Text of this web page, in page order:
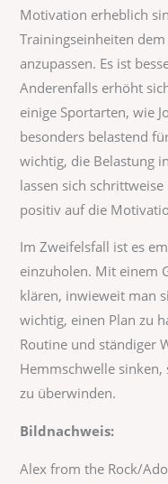
Motivation erheblich
Trainingseinheiten
anzupassen. Es ist
Anderenfalls erhöht
einige Sportarten, wie
besonders belastend
wichtig, die Belastung
lassen sich
positiv auf die
Im Zweifelsfall ist es
einzuholen. Mit einem
klären, inwieweit man
wichtig, einen Plan zu
Routine und ständiger
Hemmschwelle sinken,
zu überwinden.
Bildnachweis:
Alex from the Rock/